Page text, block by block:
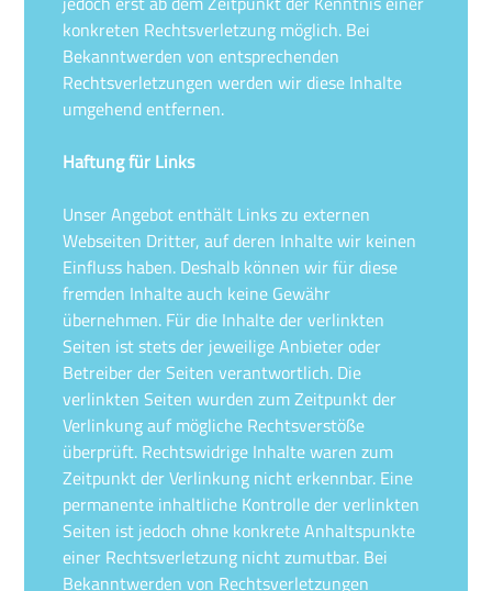
konkreten Rechtsverletzung möglich. Bei
Bekanntwerden von entsprechenden
Rechtsverletzungen werden wir diese Inhalte
umgehend entfernen.
Haftung für Links
Unser Angebot enthält Links zu externen
Webseiten Dritter, auf deren Inhalte wir keinen
Einfluss haben. Deshalb können wir für diese
fremden Inhalte auch keine Gewähr
übernehmen. Für die Inhalte der verlinkten
Seiten ist stets der jeweilige Anbieter oder
Betreiber der Seiten verantwortlich. Die
verlinkten Seiten wurden zum Zeitpunkt der
Verlinkung auf mögliche Rechtsverstöße
überprüft. Rechtswidrige Inhalte waren zum
Zeitpunkt der Verlinkung nicht erkennbar. Eine
permanente inhaltliche Kontrolle der verlinkten
Seiten ist jedoch ohne konkrete Anhaltspunkte
einer Rechtsverletzung nicht zumutbar. Bei
Bekanntwerden von Rechtsverletzungen